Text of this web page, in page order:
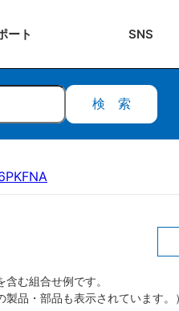
ート SNS
検索
む組合せ例です。
製品・部品も表示されています。）